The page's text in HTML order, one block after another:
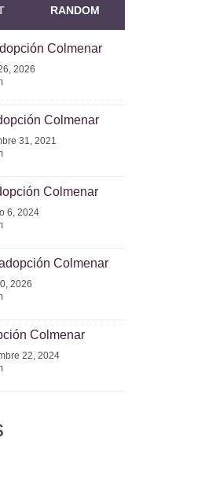
RANDOM
Colmenar
2026
Colmenar
31, 2021
Colmenar
6, 2024
Colmenar
2026
Colmenar
22, 2024